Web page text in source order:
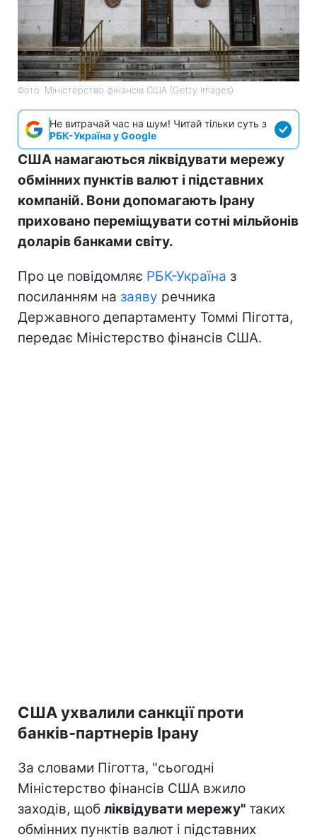
Фото: Міністерство фінансів СШA (Getty Images)
Не витрачай час на шум! Читай тільки суть з
РБК-Україна у Google
США намагаються ліквідувати мережу
обмінних пунктів валют і підставних
компаній. Вони допомагають Ірану
приховано переміщувати сотні мільйонів
доларів банками світу.
Про це повідомляє РБК-Україна з
посиланням на заяву речника
Державного департаменту Томмі Піготта,
передає Міністерство фінансів США.
США ухвалили санкції проти
банків-партнерів Ірану
За словами Піготта, "сьогодні
Міністерство фінансів США вжило
заходів, щоб ліквідувати мережу" таких
обмінних пунктів валют і підставних